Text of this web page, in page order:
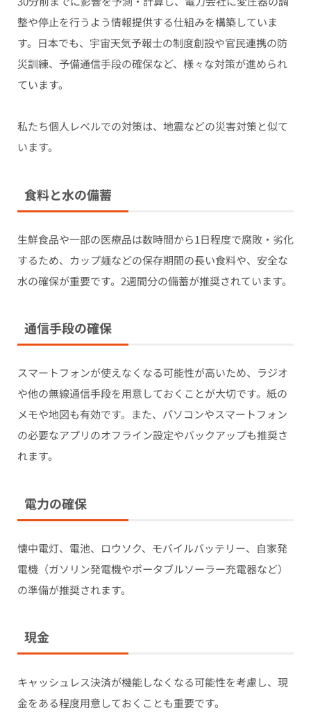
整や停止を行うよう情報提供する仕組みを構築していま
す。日本でも、宇宙天気予報士の制度創設や官民連携の防
災訓練、予備通信手段の確保など、様々な対策が進められ
ています。
私たち個人レベルでの対策は、地震などの災害対策と似て
います。
食料と水の備蓄
生鮮食品や一部の医療品は数時間から1日程度で腐敗・劣化
するため、カップ麺などの保存期間の長い食料や、安全な
水の確保が重要です。2週間分の備蓄が推奨されています。
通信手段の確保
スマートフォンが使えなくなる可能性が高いため、ラジオ
や他の無線通信手段を用意しておくことが大切です。紙の
メモや地図も有効です。また、パソコンやスマートフォン
の必要なアプリのオフライン設定やバックアップも推奨さ
れます。
電力の確保
懐中電灯、電池、ロウソク、モバイルバッテリー、自家発
電機（ガソリン発電機やポータブルソーラー充電器など）
の準備が推奨されます。
現金
キャッシュレス決済が機能しなくなる可能性を考慮し、現
金をある程度用意しておくことも重要です。